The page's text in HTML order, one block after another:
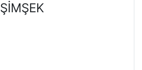
ŞİMŞEK